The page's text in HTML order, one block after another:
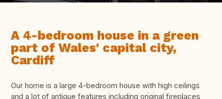
A 4-bedroom house in a green
part of Wales' capital city,
Cardiff
Our home is a large 4-bedroom house with high ceilings
and a lot of antique features including original fireplaces